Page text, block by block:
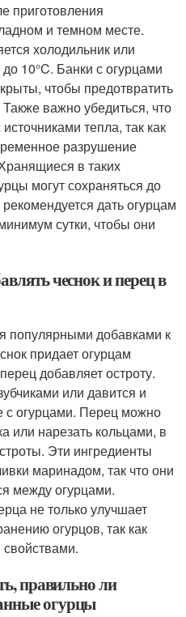
приготовления
и темном месте.
холодильник или
10°C. Банки с огурцами
чтобы предотвратить
важно убедиться, что
тепла, так как
разрушение
в таких
могут сохраняться до
дать огурцам
сутки, чтобы они
чеснок и перец в
популярными добавками к
придает огурцам
добавляет остроту.
или давится и
с огурцами. Перец можно
или нарезать кольцами, в
Эти ингредиенты
маринадом, так что они
между огурцами.
не только улучшает
огурцов, так как
свойствами.
правильно ли
огурцы